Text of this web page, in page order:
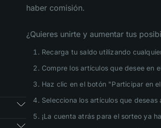
haber comisión.
¿Quieres unirte y aumentar tus
Recarga tu saldo utilizando
Compre los artículos que desee en
Haz clic en el botón "Participar en
Selecciona los artículos que
¡La cuenta atrás para el sorteo ya